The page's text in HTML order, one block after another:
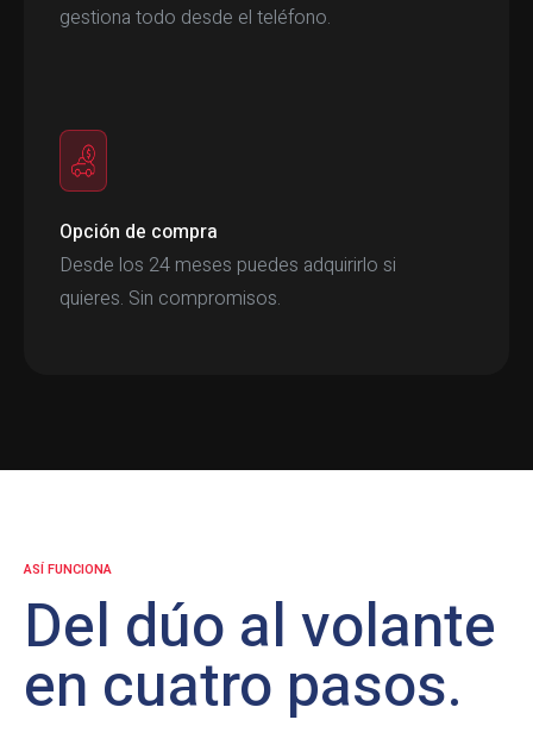
gestiona todo desde el teléfono.
Opción de compra
Desde los 24 meses puedes adquirirlo si
quieres. Sin compromisos.
ASÍ FUNCIONA
Del dúo al volante
en cuatro pasos.